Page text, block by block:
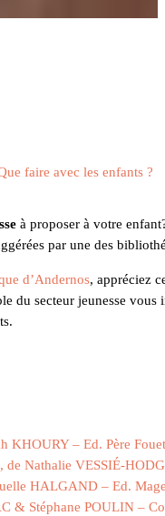
faire avec les enfants ?
à proposer à votre
par une des
d’Andernos, appréciez
du secteur jeunesse
KHOURY – Ed. Père
, de Nathalie VESSIÉ-
HALGAND – Ed.
& Stéphane POULIN –